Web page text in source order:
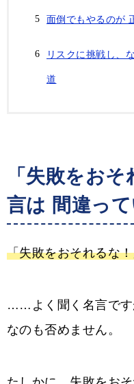
面倒でもやるのが
リスクに挑戦し、
道
「失敗をお
言は 間違っ
「失敗をおそれるな
……よく聞く名言です
なのも否めません。